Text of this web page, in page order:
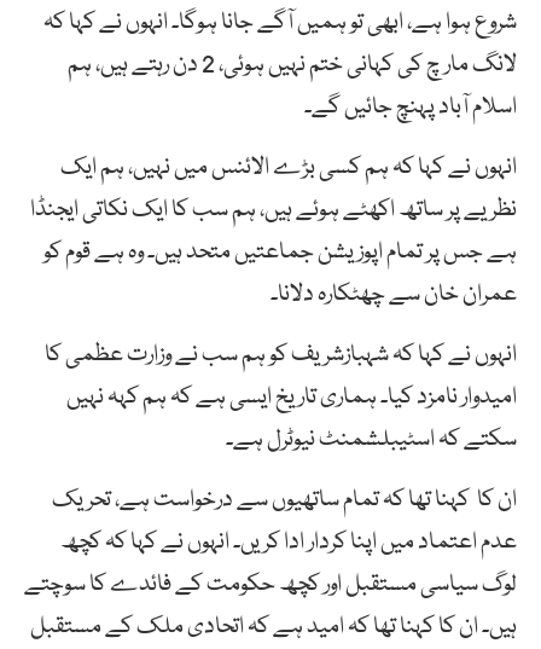
شروع ہوا ہے، ابھی تو ہمیں آگے جانا ہوگا۔ انہوں نے کہا کہ
لانگ مار چ کی کہانی ختم نہیں ہوئی، 2 دن رہتے ہیں، ہم
اسلام آباد پہنچ جائیں گے۔
انہوں نے کہا کہ ہم کسی بڑے الائنس میں نہیں، ہم ایک
نظریے پر ساتھ اکھٹے ہوئے ہیں، ہم سب کا ایک نکاتی ایجنڈا
ہے جس پر تمام اپوزیشن جماعتیں متحد ہیں۔ وہ ہے قوم کو
عمران خان سے چھٹکارہ دلانا۔
انہوں نے کہا کہ شہبازشریف کو ہم سب نے وزارت عظمی کا
امیدوار نامزد کیا۔ ہماری تاریخ ایسی ہے کہ ہم کہہ نہیں
سکتے کہ اسٹیبلشمنٹ نیوٹرل ہے۔
ان کا کہنا تھا کہ تمام ساتھیوں سے درخواست ہے، تحریک
عدم اعتماد میں اپنا کردار ادا کریں۔ انہوں نے کہا کہ کچھ
لوگ سیاسی مستقبل اور کچھ حکومت کے فائدے کا سوچتے
ہیں۔ ان کا کہنا تھا کہ امید ہے کہ اتحادی ملک کے مستقبل